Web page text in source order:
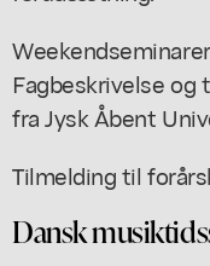
Fagbeskrivelse
fra Jysk Åbent
Tilmelding til
Dansk